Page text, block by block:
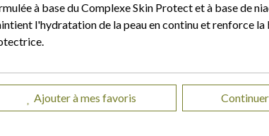
à base du Complexe Skin Protect et à base de
l'hydratation de la peau en continu et renforce la
Ajouter à mes favoris